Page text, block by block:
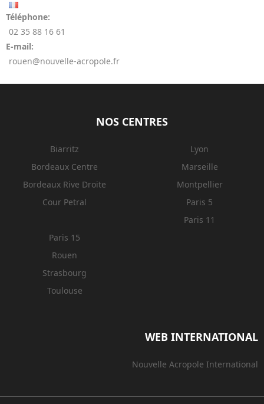
Téléphone:
02 35 88 16 61
E-mail:
rouen@nouvelle-acropole.fr
NOS CENTRES
Biarritz
Bordeaux Centre
Bordeaux Rive Droite
Cour Petral
Lyon
Marseille
Montpellier
Paris 5
Paris 11
Paris 15
Rouen
Strasbourg
Toulouse
WEB INTERNATIONAL
Nouvelle Acropole International